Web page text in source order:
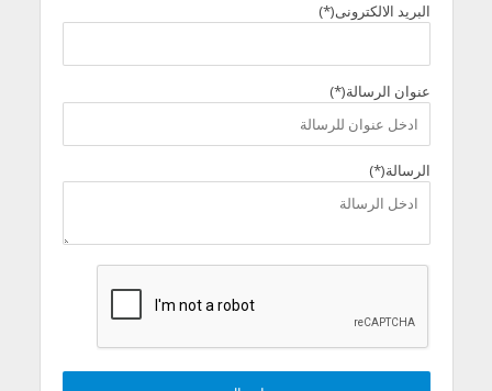
البريد الالكترونى(*)
عنوان الرسالة(*)
الرسالة(*)